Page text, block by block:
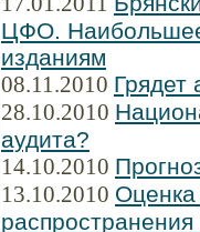
ЦФО.
изданиям
08.11.2010 Грядет
28.10.2010
аудита?
14.10.2010
13.10.2010